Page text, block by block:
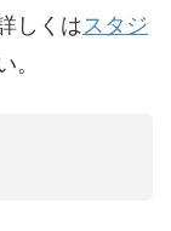
しくはスタジ
。